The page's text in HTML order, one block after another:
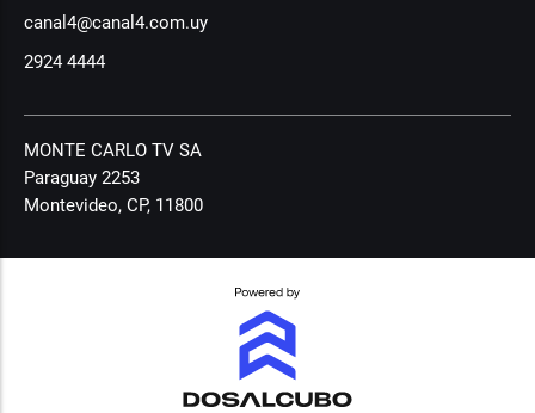
canal4@canal4.com.uy
2924 4444
MONTE CARLO TV SA
Paraguay 2253
Montevideo, CP, 11800